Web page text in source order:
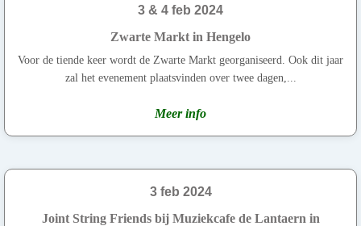
3 & 4 feb 2024
Zwarte Markt in Hengelo
Voor de tiende keer wordt de Zwarte Markt georganiseerd. Ook dit jaar
zal het evenement plaatsvinden over twee dagen,...
Meer info
3 feb 2024
Joint String Friends bij Muziekcafe de Lantaern in